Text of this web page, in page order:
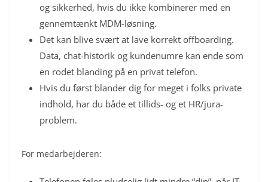
og sikkerhed, hvis du ikke kombinerer med en
gennemtænkt MDM-løsning.
Det kan blive svært at lave korrekt offboarding.
Data, chat-historik og kundenumre kan ende som
en rodet blanding på en privat telefon.
Hvis du først blander dig for meget i folks private
indhold, har du både et tillids- og et HR/jura-
problem.
For medarbejderen: